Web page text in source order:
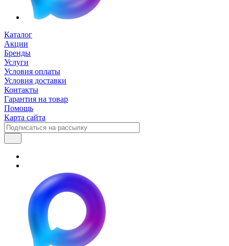
Каталог
Акции
Бренды
Услуги
Условия оплаты
Условия доставки
Контакты
Гарантия на товар
Помощь
Карта сайта